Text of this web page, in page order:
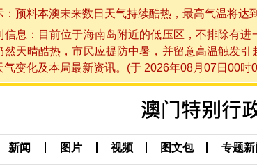
：预料本澳未来数日天气持续酷热，最高气温将
信息：目前位于海南岛附近的低压区，不排除有
然天晴酷热，市民应提防中暑，并留意高温触发
气变化及本局最新资讯。(于 2026年08月07日00时
新闻 图片 视频 图文包 专题新